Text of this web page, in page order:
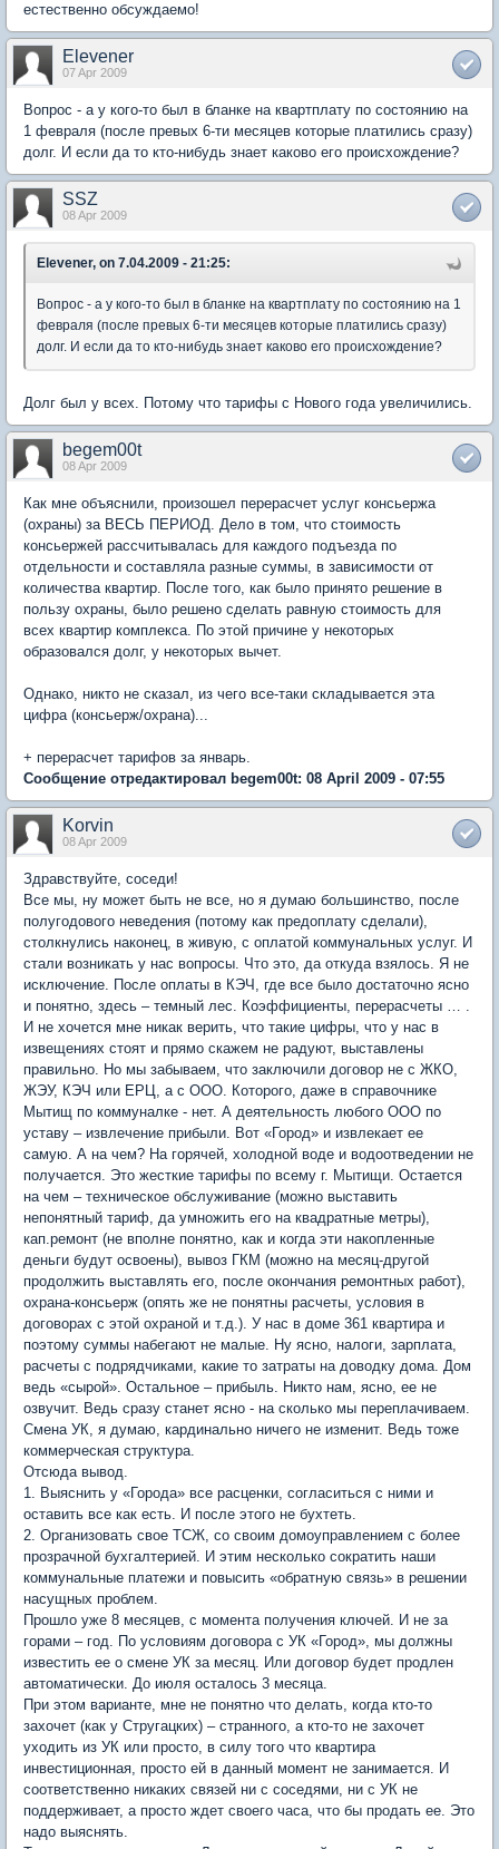
естественно обсуждаемо!
Elevener
07 Apr 2009
Вопрос - а у кого-то был в бланке на квартплату по состоянию на
1 февраля (после превых 6-ти месяцев которые платились сразу)
долг. И если да то кто-нибудь знает каково его происхождение?
SSZ
08 Apr 2009
Elevener, on 7.04.2009 - 21:25:
Вопрос - а у кого-то был в бланке на квартплату по состоянию на 1
февраля (после превых 6-ти месяцев которые платились сразу)
долг. И если да то кто-нибудь знает каково его происхождение?
Долг был у всех. Потому что тарифы с Нового года увеличились.
begem00t
08 Apr 2009
Как мне объяснили, произошел перерасчет услуг консьержа
(охраны) за ВЕСЬ ПЕРИОД. Дело в том, что стоимость
консьержей рассчитывалась для каждого подъезда по
отдельности и составляла разные суммы, в зависимости от
количества квартир. После того, как было принято решение в
пользу охраны, было решено сделать равную стоимость для
всех квартир комплекса. По этой причине у некоторых
образовался долг, у некоторых вычет.
Однако, никто не сказал, из чего все-таки складывается эта
цифра (консьерж/охрана)...
+ перерасчет тарифов за январь.
Сообщение отредактировал begem00t: 08 April 2009 - 07:55
Korvin
08 Apr 2009
Здравствуйте, соседи!
Все мы, ну может быть не все, но я думаю большинство, после
полугодового неведения (потому как предоплату сделали),
столкнулись наконец, в живую, с оплатой коммунальных услуг. И
стали возникать у нас вопросы. Что это, да откуда взялось. Я не
исключение. После оплаты в КЭЧ, где все было достаточно ясно
и понятно, здесь – темный лес. Коэффициенты, перерасчеты … .
И не хочется мне никак верить, что такие цифры, что у нас в
извещениях стоят и прямо скажем не радуют, выставлены
правильно. Но мы забываем, что заключили договор не с ЖКО,
ЖЭУ, КЭЧ или ЕРЦ, а с ООО. Которого, даже в справочнике
Мытищ по коммуналке - нет. А деятельность любого ООО по
уставу – извлечение прибыли. Вот «Город» и извлекает ее
самую. А на чем? На горячей, холодной воде и водоотведении не
получается. Это жесткие тарифы по всему г. Мытищи. Остается
на чем – техническое обслуживание (можно выставить
непонятный тариф, да умножить его на квадратные метры),
кап.ремонт (не вполне понятно, как и когда эти накопленные
деньги будут освоены), вывоз ГКМ (можно на месяц-другой
продолжить выставлять его, после окончания ремонтных работ),
охрана-консьерж (опять же не понятны расчеты, условия в
договорах с этой охраной и т.д.). У нас в доме 361 квартира и
поэтому суммы набегают не малые. Ну ясно, налоги, зарплата,
расчеты с подрядчиками, какие то затраты на доводку дома. Дом
ведь «сырой». Остальное – прибыль. Никто нам, ясно, ее не
озвучит. Ведь сразу станет ясно - на сколько мы переплачиваем.
Смена УК, я думаю, кардинально ничего не изменит. Ведь тоже
коммерческая структура.
Отсюда вывод.
1. Выяснить у «Города» все расценки, согласиться с ними и
оставить все как есть. И после этого не бухтеть.
2. Организовать свое ТСЖ, со своим домоуправлением с более
прозрачной бухгалтерией. И этим несколько сократить наши
коммунальные платежи и повысить «обратную связь» в решении
насущных проблем.
Прошло уже 8 месяцев, с момента получения ключей. И не за
горами – год. По условиям договора с УК «Город», мы должны
известить ее о смене УК за месяц. Или договор будет продлен
автоматически. До июля осталось 3 месяца.
При этом варианте, мне не понятно что делать, когда кто-то
захочет (как у Стругацких) – странного, а кто-то не захочет
уходить из УК или просто, в силу того что квартира
инвестиционная, просто ей в данный момент не занимается. И
соответственно никаких связей ни с соседями, ни с УК не
поддерживает, а просто ждет своего часа, что бы продать ее. Это
надо выяснять.